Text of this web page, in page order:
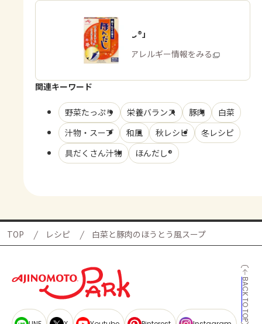
「ほんだし®」
商品・アレルギー情報をみる
関連キーワード
野菜たっぷり 栄養バランス 豚肉
白菜
汁物・スープ
和風 秋レシピ
冬レシピ
具だくさん汁物
ほんだし®
TOP レシピ 白菜と豚肉のほうとう風スープ
BACK TO TOP